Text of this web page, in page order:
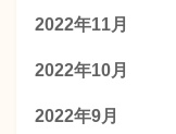
2022年11月
2022年10月
2022年9月